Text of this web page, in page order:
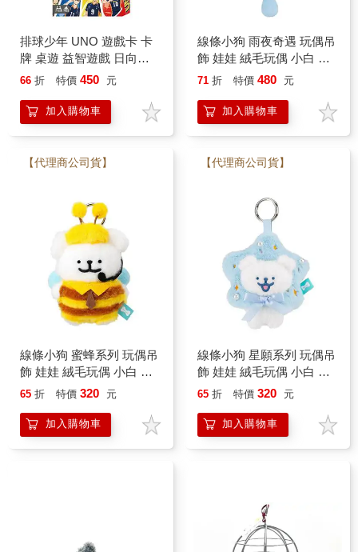
排球少年 UNO 遊戲卡 卡
牌 桌遊 益智遊戲 日向翔
陽 影山飛雄 烏野高中
66 折 特價 450 元
加入購物車
線條小狗 雨夜奇遇 玩偶吊
飾 娃娃 絨毛玩偶 小白 小
金毛 馬爾濟斯 狗狗
71 折 特價 480 元
加入購物車
【代理商公司貨】
線條小狗 蜜蜂系列 玩偶吊
飾 娃娃 絨毛玩偶 小白 小
金毛 馬爾濟斯 狗狗
65 折 特價 320 元
加入購物車
【代理商公司貨】
線條小狗 星願系列 玩偶吊
飾 娃娃 絨毛玩偶 小白 小
金毛 馬爾濟斯 狗狗
65 折 特價 320 元
加入購物車